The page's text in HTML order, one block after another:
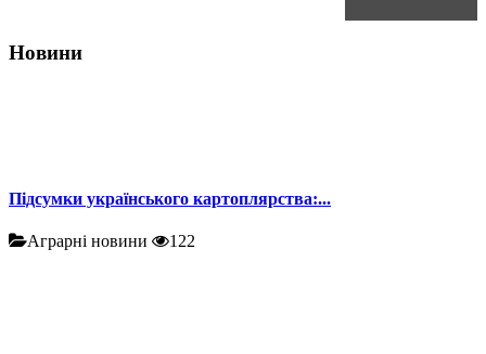
Новини
Підсумки українського картоплярства:...
Аграрні новини 122